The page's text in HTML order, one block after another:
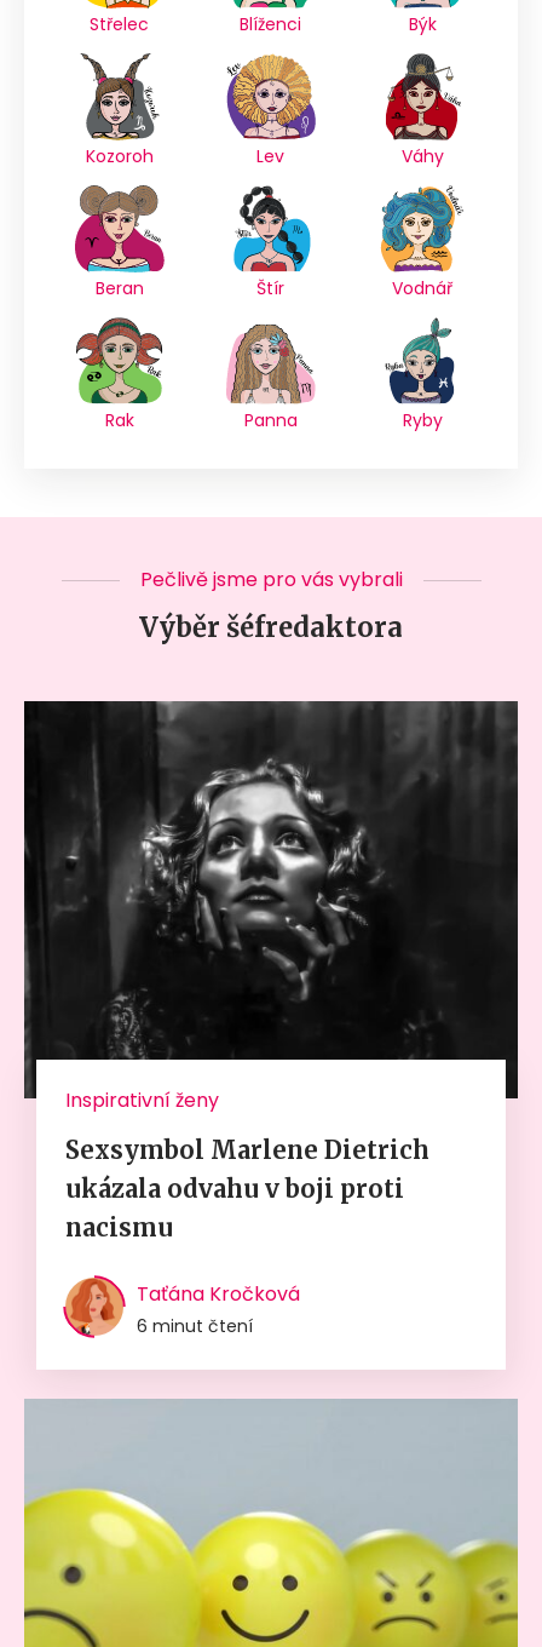
Střelec Blíženci Býk
Kozoroh Lev Váhy
Beran Štír Vodnář
Rak Panna Ryby
Pečlivě jsme pro vás vybrali
Výběr šéfredaktora
Inspirativní ženy
Sexsymbol Marlene Dietrich
ukázala odvahu v boji proti
nacismu
Taťána Kročková
6 minut čtení